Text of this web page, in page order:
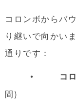
コロンボからバ
り継いで向かい
通りです：
• コ
間)